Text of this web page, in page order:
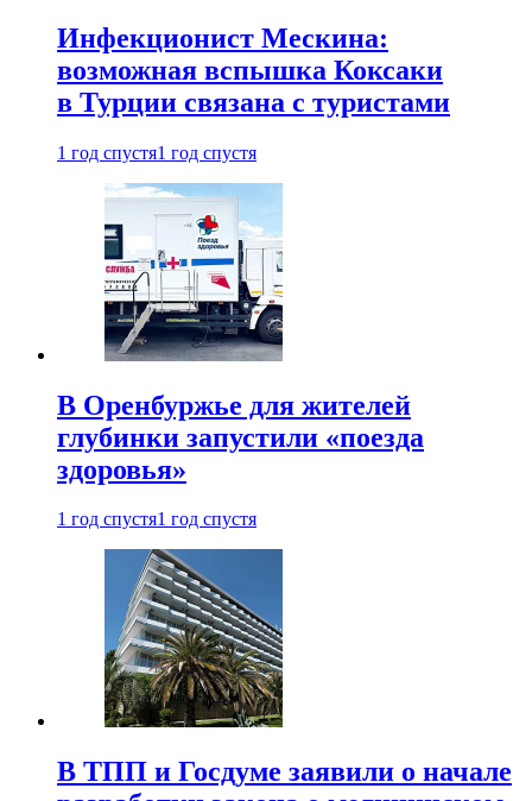
Инфекционист Мескина:
возможная вспышка Коксаки
в Турции связана с туристами
1 год спустя1 год спустя
В Оренбуржье для жителей
глубинки запустили «поезда
здоровья»
1 год спустя1 год спустя
В ТПП и Госдуме заявили о начале